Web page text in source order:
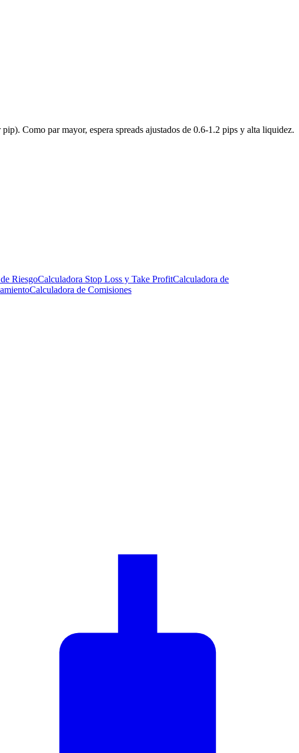
Como par mayor, espera spreads ajustados de 0.6-1.2 pips y alta liquidez.
RiesgoCalculadora Stop Loss y Take ProfitCalculadora de
Calculadora de Comisiones